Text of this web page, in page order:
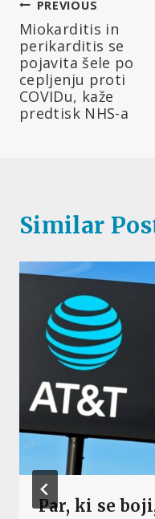
Navigacija
prispevka
PREVIOUS
Miokarditis in
perikarditis se
pojavita šele po
cepljenju proti
COVIDu, kaže
predtisk NHS-a
Similar
Par, ki se